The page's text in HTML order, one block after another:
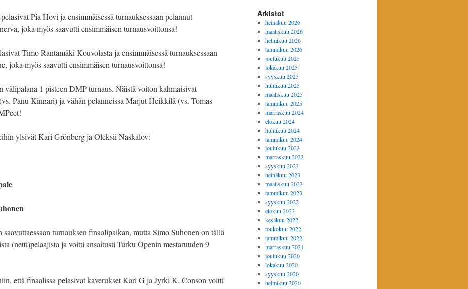
Pia Hovi ja ensimmäisessä turnauksessaan pelannut
joka myös saavutti ensimmäisen turnausvoittonsa!
Timo Rantamäki Kouvolasta ja ensimmäisessä turnauksessaan
joka myös saavutti ensimmäisen turnausvoittonsa!
välipalana 1 pisteen DMP-turnaus. Näistä voiton kahmaisivat
Panu Kinnari) ja vähän pelanneissa Marjut Heikkilä (vs. Tomas
ylsivät Kari Grönberg ja Oleksii Naskalov:
turnauksen finaalipaikan, mutta Simo Suhonen on tällä
(netti)pelaajista ja voitti ansaitusti Turku Openin mestaruuden 9
että finaalissa pelasivat kaverukset Kari G ja Jyrki K. Conson voitti
Arkistot
heinäkuu 2026
maaliskuu 2026
helmikuu 2026
tammikuu 2026
joulukuu 2025
lokakuu 2025
syyskuu 2025
huhtikuu 2025
maaliskuu 2025
tammikuu 2025
marraskuu 2024
elokuu 2024
huhtikuu 2024
tammikuu 2024
joulukuu 2023
marraskuu 2023
syyskuu 2023
heinäkuu 2023
maaliskuu 2023
tammikuu 2023
syyskuu 2022
elokuu 2022
kesäkuu 2022
toukokuu 2022
tammikuu 2022
marraskuu 2021
joulukuu 2020
lokakuu 2020
syyskuu 2020
helmikuu 2020